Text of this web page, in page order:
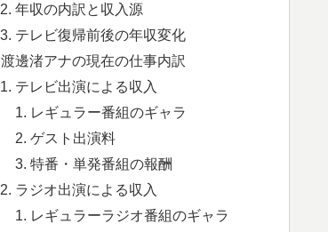
年収の内訳と収入源
テレビ復帰前後の年収変化
渡邊渚アナの現在の仕事内訳
テレビ出演による収入
レギュラー番組のギャラ
ゲスト出演料
特番・単発番組の報酬
ラジオ出演による収入
レギュラーラジオ番組のギャラ